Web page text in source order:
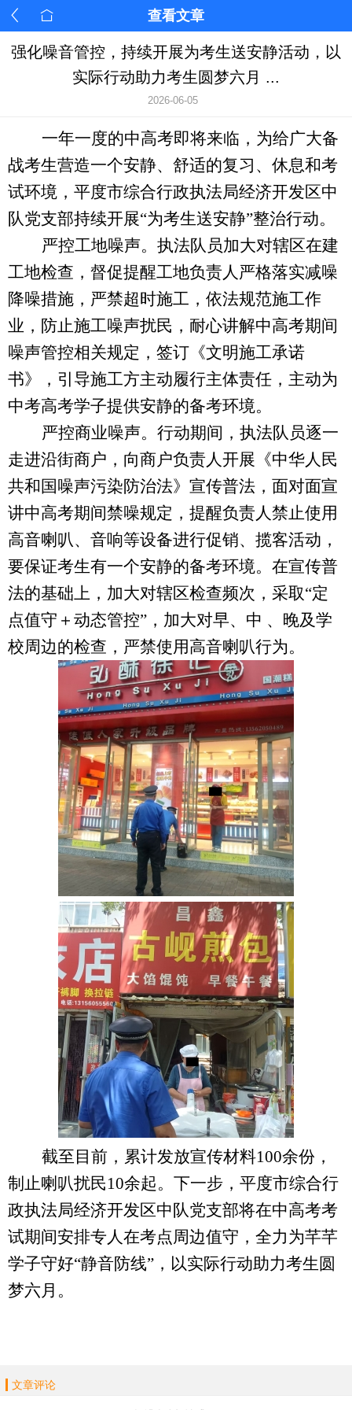
强化噪音管控，持续开展为考生送安静活动，以
实际行动助力考生圆梦六月 ...
2026-06-05
一年一度的中高考即将来临，为给广大备
战考生营造一个安静、舒适的复习、休息和考
试环境，平度市综合行政执法局经济开发区中
队党支部持续开展“为考生送安静”整治行动。
严控工地噪声。执法队员加大对辖区在建
工地检查，督促提醒工地负责人严格落实减噪
降噪措施，严禁超时施工，依法规范施工作
业，防止施工噪声扰民，耐心讲解中高考期间
噪声管控相关规定，签订《文明施工承诺
书》，引导施工方主动履行主体责任，主动为
中考高考学子提供安静的备考环境。
严控商业噪声。行动期间，执法队员逐一
走进沿街商户，向商户负责人开展《中华人民
共和国噪声污染防治法》宣传普法，面对面宣
讲中高考期间禁噪规定，提醒负责人禁止使用
高音喇叭、音响等设备进行促销、揽客活动，
要保证考生有一个安静的备考环境。在宣传普
法的基础上，加大对辖区检查频次，采取“定
点值守＋动态管控”，加大对早、中 、晚及学
校周边的检查，严禁使用高音喇叭行为。
截至目前，累计发放宣传材料100余份，
制止喇叭扰民10余起。下一步，平度市综合行
政执法局经济开发区中队党支部将在中高考考
试期间安排专人在考点周边值守，全力为芊芊
学子守好“静音防线”，以实际行动助力考生圆
梦六月。
文章评论
查看文章